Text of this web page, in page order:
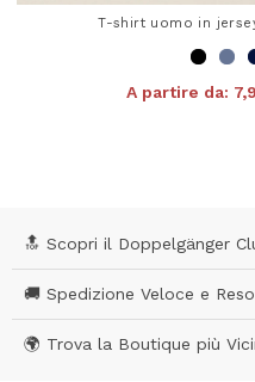
T-shirt uomo in
A partire da:
🔝 Scopri il Doppelgänger
🚚 Spedizione Veloce e
🌍 Trova la Boutique più